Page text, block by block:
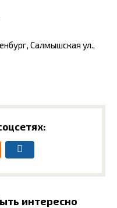
Салмышская ул.,
интересно